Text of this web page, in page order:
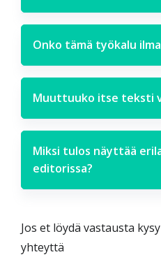
Onko tämä työkalu
Muuttuuko itse teksti
Miksi tulos näyttää
editorissa?
Jos et löydä vastausta
yhteyttä